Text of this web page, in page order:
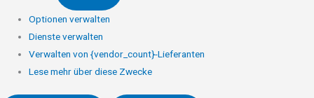
Optionen verwalten
Dienste verwalten
Verwalten von {vendor_count}-Lieferanten
Lese mehr über diese Zwecke